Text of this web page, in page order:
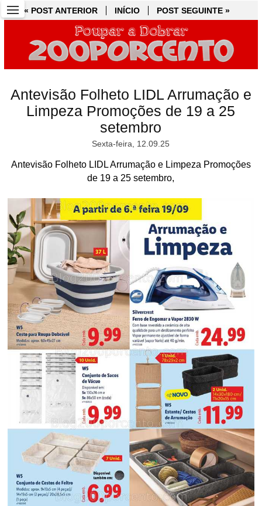
« POST ANTERIOR INÍCIO POST SEGUINTE »
Antevisão Folheto LIDL Arrumação e
Limpeza Promoções de 19 a 25
setembro
Sexta-feira, 12.09.25
Antevisão Folheto LIDL Arrumação e Limpeza Promoções
de 19 a 25 setembro,
« POST ANTERIOR INÍCIO POST SEGUINTE »